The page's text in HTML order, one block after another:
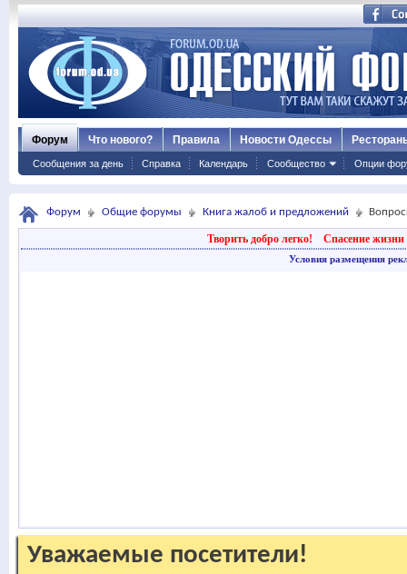
Форум
Сообщения за день Справка Календарь Сообщество Опции
Что нового? Правила Новости Одессы
Форум Общие форумы Книга жалоб и предложений
Творить добро легко! Спасение жизни
Условия размещения
Уважаемые посетители!